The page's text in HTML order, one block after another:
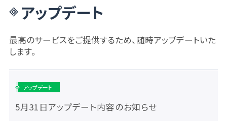
アップデート
最高のサービスをご提供するため、随時アップデートいた
します。
アップデート
5月31日アップデート内容のお知らせ